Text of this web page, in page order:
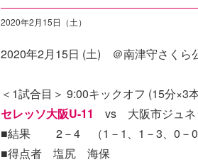
2020年2月15日（土）
2020年2月15日 (土) ＠南津守さくら
＜1試合目＞ 9:00キックオフ (15分×3
セレッソ大阪U-11 vs 大阪市ジュネ
■結果 2－4 （1－1、1－3、0－0
■得点者 塩尻 海保